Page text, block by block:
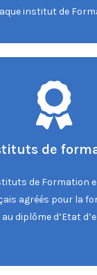
institut de
de
de Formation
agréés pour la
diplôme d’Etat
Accédez à la